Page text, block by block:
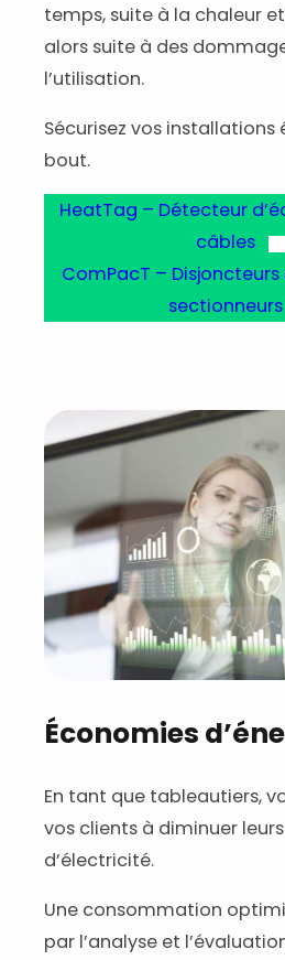
temps, suite à la chaleur
alors suite à des
l’utilisation.
Sécurisez vos installations
bout.
HeatTag – Détecteur
câbles
ComPacT –
sectionneurs
Économies
En tant que tableautiers,
vos clients à diminuer
d’électricité.
Une consommation
par l’analyse et